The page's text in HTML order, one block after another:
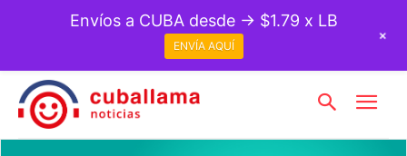
Envíos a CUBA desde → $1.79 x LB
ENVÍA AQUÍ
+